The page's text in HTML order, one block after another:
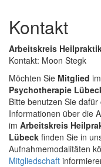
Kontakt
Arbeitskreis
Kontakt: Moon Stegk
Möchten Sie Mitglied im
Psychotherapie
Bitte benutzen Sie dafür
Informationen über die
im Arbeitskreis
Lübeck finden Sie in
Aufnahmemodalitäten
Mitgliedschaft